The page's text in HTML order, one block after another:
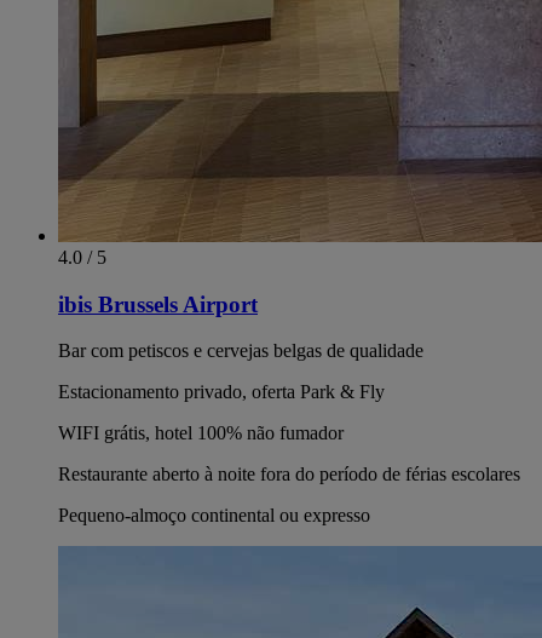
4.0 / 5
ibis Brussels Airport
Bar com petiscos e cervejas belgas de qualidade
Estacionamento privado, oferta Park & Fly
WIFI grátis, hotel 100% não fumador
Restaurante aberto à noite fora do período de férias escolares
Pequeno-almoço continental ou expresso